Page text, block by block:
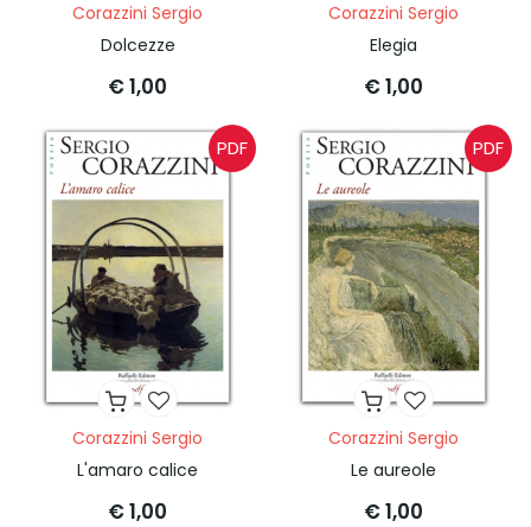
Corazzini Sergio
Dolcezze
€ 1,00
Corazzini Sergio
Elegia
€ 1,00
PDF
Corazzini Sergio
L'amaro calice
€ 1,00
PDF
Corazzini Sergio
Le aureole
€ 1,00